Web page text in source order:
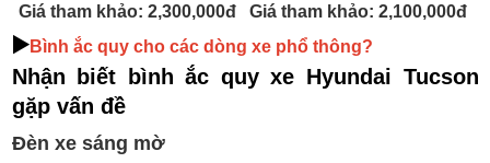
Giá tham khảo: 2,300,000đ Giá tham khảo: 2,100,000đ
▶️Bình ắc quy cho các dòng xe phổ thông?
Nhận biết bình ắc quy xe Hyundai Tucson
gặp vấn đề
Đèn xe sáng mờ